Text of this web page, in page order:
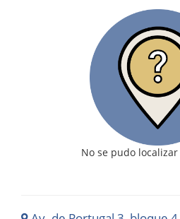
No se pudo